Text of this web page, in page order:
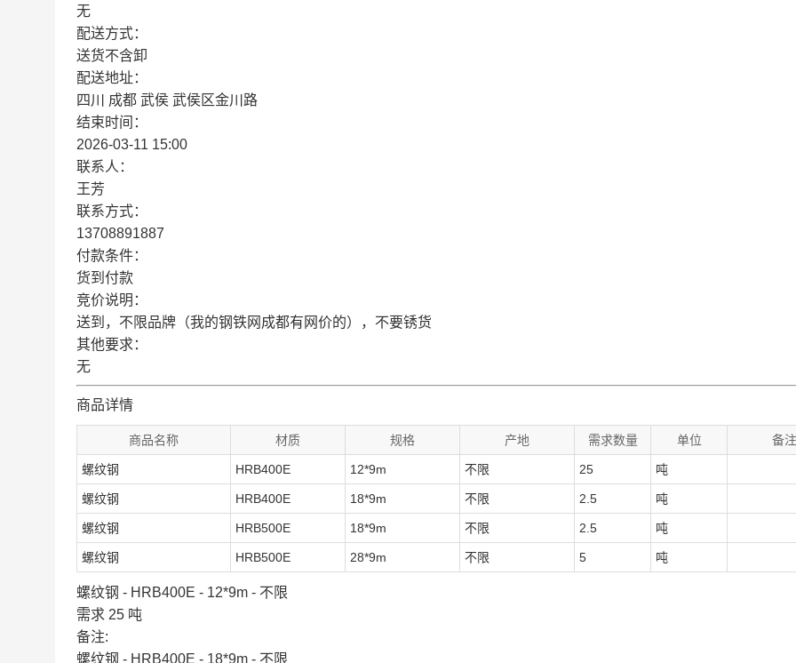
无
配送方式：
送货不含卸
配送地址：
四川 成都 武侯 武侯区金川路
结束时间：
2026-03-11 15:00
联系人：
王芳
联系方式：
13708891887
付款条件：
货到付款
竞价说明：
送到，不限品牌（我的钢铁网成都有网价的），不要锈货
其他要求：
无
商品详情
商品名称 材质 规格 产地 需求数量 单位 备注
螺纹钢 HRB400E 12*9m 不限 25 吨
螺纹钢 HRB400E 18*9m 不限 2.5 吨
螺纹钢 HRB500E 18*9m 不限 2.5 吨
螺纹钢 HRB500E 28*9m 不限 5 吨
螺纹钢 - HRB400E - 12*9m - 不限
需求 25 吨
备注:
螺纹钢 - HRB400E - 18*9m - 不限